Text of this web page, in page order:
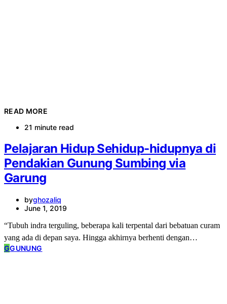
READ MORE
21 minute read
Pelajaran Hidup Sehidup-hidupnya di
Pendakian Gunung Sumbing via
Garung
byghozaliq
June 1, 2019
“Tubuh indra terguling, beberapa kali terpental dari bebatuan curam
yang ada di depan saya. Hingga akhirnya berhenti dengan…
GGUNUNG